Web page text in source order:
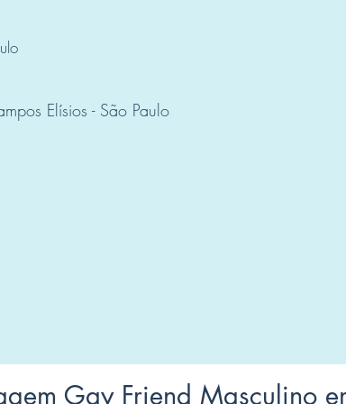
Elísios - São Paulo
Gay Friend Masculino